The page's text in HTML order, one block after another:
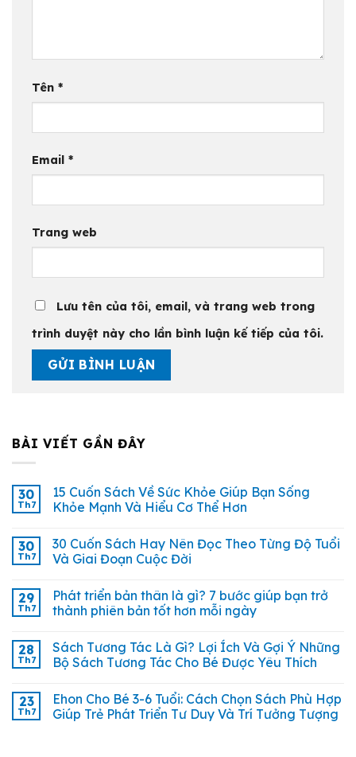
Tên *
Email *
Trang web
Lưu tên của tôi, email, và trang web trong
trình duyệt này cho lần bình luận kế tiếp của tôi.
BÀI VIẾT GẦN ĐÂY
30
Th7
15 Cuốn Sách Về Sức Khỏe Giúp Bạn Sống
Khỏe Mạnh Và Hiểu Cơ Thể Hơn
30
Th7
30 Cuốn Sách Hay Nên Đọc Theo Từng Độ Tuổi
Và Giai Đoạn Cuộc Đời
29
Th7
Phát triển bản thân là gì? 7 bước giúp bạn trở
thành phiên bản tốt hơn mỗi ngày
28
Th7
Sách Tương Tác Là Gì? Lợi Ích Và Gợi Ý Những
Bộ Sách Tương Tác Cho Bé Được Yêu Thích
23
Th7
Ehon Cho Bé 3-6 Tuổi: Cách Chọn Sách Phù Hợp
Giúp Trẻ Phát Triển Tư Duy Và Trí Tưởng Tượng